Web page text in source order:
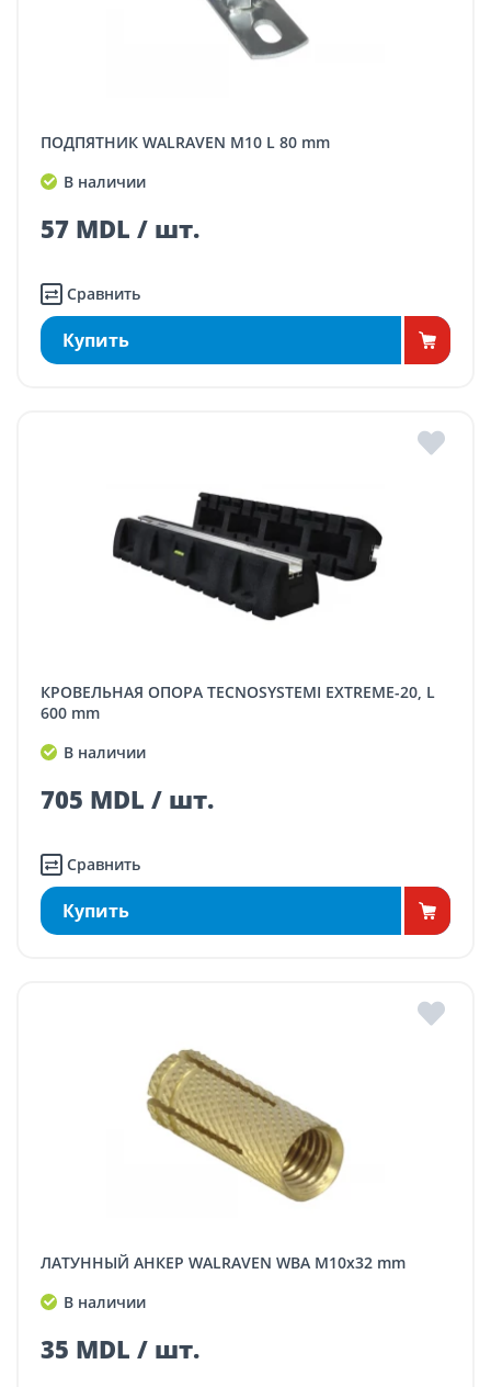
ПОДПЯТНИК WALRAVEN M10 L 80 mm
В наличии
57 MDL / шт.
Сравнить
Купить
КРОВЕЛЬНАЯ ОПОРА TECNOSYSTEMI EXTREME-20, L
600 mm
В наличии
705 MDL / шт.
Сравнить
Купить
ЛАТУННЫЙ АНКЕР WALRAVEN WBA M10x32 mm
В наличии
35 MDL / шт.